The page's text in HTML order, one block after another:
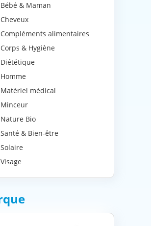
Bébé & Maman
Cheveux
Compléments alimentaires
Corps & Hygiène
Diététique
Homme
Matériel médical
Minceur
Nature Bio
Santé & Bien-être
Solaire
Visage